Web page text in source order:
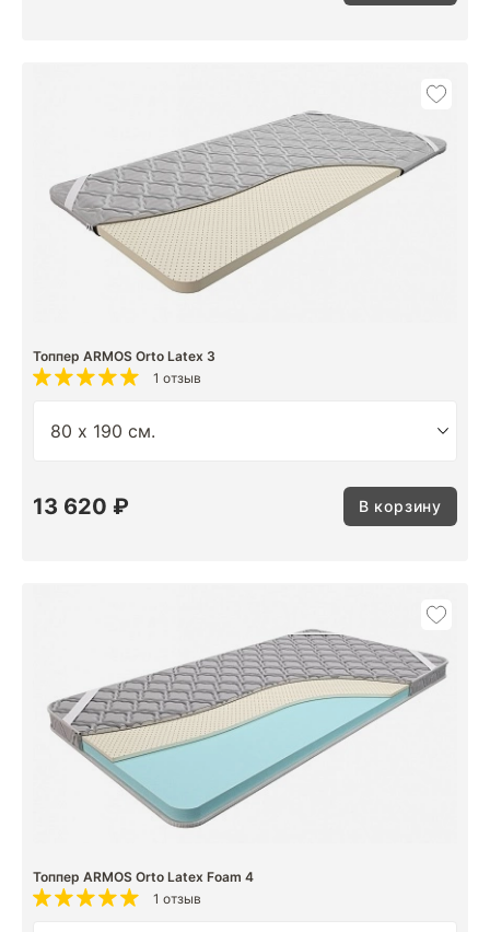
Топпер ARMOS Orto Latex 3
1 отзыв
13 620 ₽ В корзину
Топпер ARMOS Orto Latex Foam 4
1 отзыв